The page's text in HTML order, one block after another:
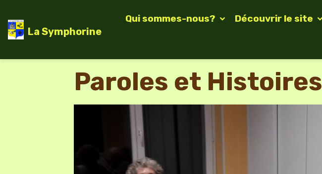
La Symphorine
Qui sommes-nous? Découvrir le site
Paroles et Histoires